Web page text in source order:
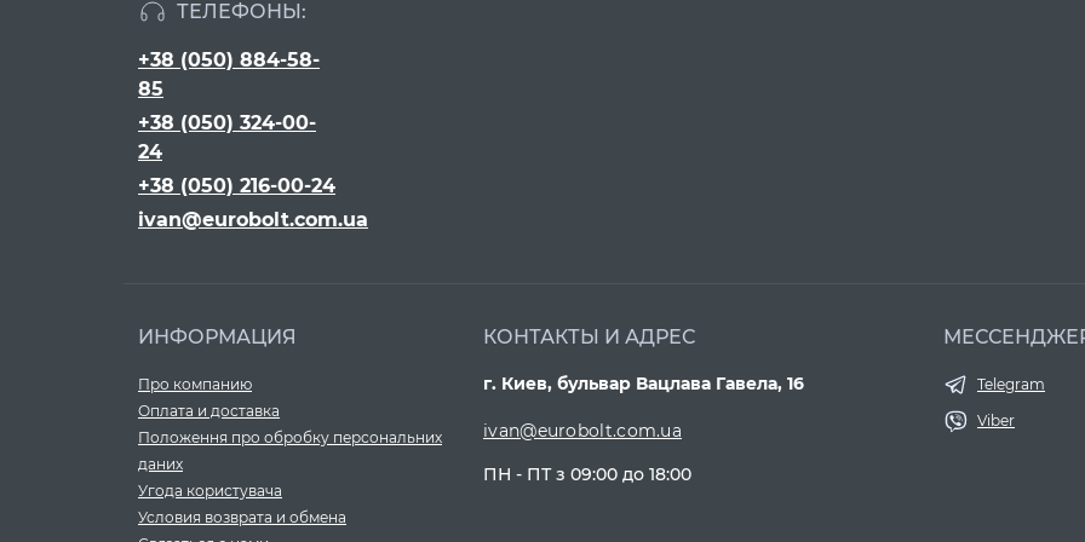
ТЕЛЕФОНЫ:
+38 (050) 884-58-
85
+38 (050) 324-00-
24
+38 (050) 216-00-24
ivan@eurobolt.com.ua
ИНФОРМАЦИЯ
Про компанию
Оплата и доставка
Положення про обробку персональних
даних
Угода користувача
Условия возврата и обмена
КОНТАКТЫ И АДРЕС
г. Киев, бульвар Вацлава Гавела, 16
ivan@eurobolt.com.ua
ПН - ПТ з 09:00 до 18:00
Telegram
Viber